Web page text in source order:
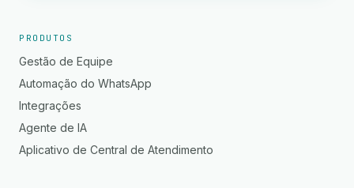
PRODUTOS
Gestão de Equipe
Automação do WhatsApp
Integrações
Agente de IA
Aplicativo de Central de Atendimento